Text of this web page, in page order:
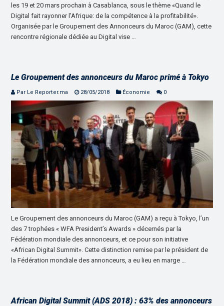
les 19 et 20 mars prochain à Casablanca, sous le thème «Quand le
Digital fait rayonner l’Afrique: de la compétence à la profitabilité».
Organisée par le Groupement des Annonceurs du Maroc (GAM), cette
rencontre régionale dédiée au Digital vise …
Le Groupement des annonceurs du Maroc primé à Tokyo
Par Le Reporter.ma 28/05/2018 Économie 0
Le Groupement des annonceurs du Maroc (GAM) a reçu à Tokyo, l’un
des 7 trophées « WFA President’s Awards » décernés par la
Fédération mondiale des annonceurs, et ce pour son initiative
«African Digital Summit». Cette distinction remise par le président de
la Fédération mondiale des annonceurs, a eu lieu en marge …
African Digital Summit (ADS 2018) : 63% des annonceurs